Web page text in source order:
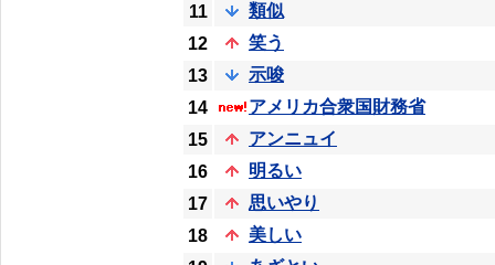
11
類似
12
笑う
13
示唆
14
アメリカ合衆国財務省
15
アンニュイ
16
明るい
17
思いやり
18
美しい